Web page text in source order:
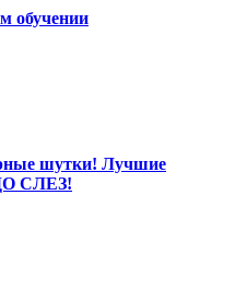
обучении
шутки! Лучшие
СЛЕЗ!